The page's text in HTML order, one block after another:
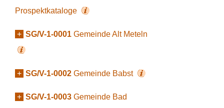
Prospektkataloge
+ SG/V-1-0001 Gemeinde Alt Meteln
+ SG/V-1-0002 Gemeinde Babst
+ SG/V-1-0003 Gemeinde Bad